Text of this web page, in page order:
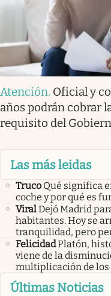
Atención. Oficial y
años podrán cobrar
requisito del
Las más leidas
Truco Qué significa
coche y por qué es
ViralDejó Madrid
habitantes. Hoy se
tranquilidad, pero
FelicidadPlatón,
viene de la
multiplicación de los
Últimas Noticias